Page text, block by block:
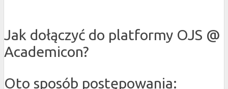
Jak dołączyć do platformy OJS @
Academicon?
Oto sposób postępowania: